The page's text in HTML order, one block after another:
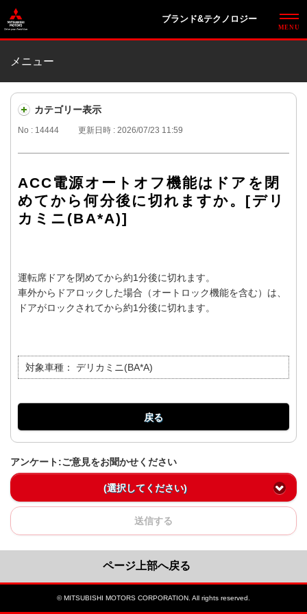
ブランド&テクノロジー
メニュー
カテゴリー表示
No : 14444 更新日時 : 2026/07/23 11:59
ACC電源オートオフ機能はドアを閉
めてから何分後に切れますか。[デリ
カミニ(BA*A)]
運転席ドアを閉めてから約1分後に切れます。
車外からドアロックした場合（オートロック機能を含む）は、
ドアがロックされてから約1分後に切れます。
対象車種： デリカミニ(BA*A)
戻る
アンケート:ご意見をお聞かせください
(選択してください)
送信する
ページ上部へ戻る
© MITSUBISHI MOTORS CORPORATION. All rights reserved.